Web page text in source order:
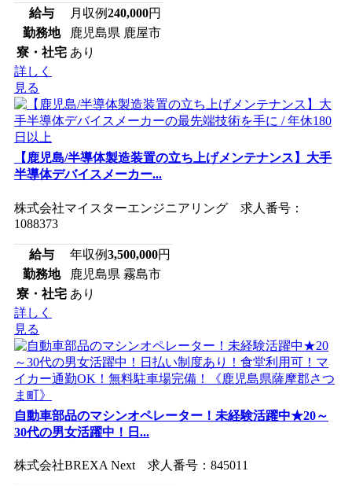
給与 月収例240,000円
勤務地
鹿児島県 鹿屋市
寮・社宅 あり
詳しく
見る
【鹿児島/半導体製造装置の立ち上げメンテナンス】大手
半導体デバイスメーカー...
株式会社マイスターエンジニアリング 求人番号：
1088373
給与 年収例3,500,000円
勤務地
鹿児島県 霧島市
寮・社宅 あり
詳しく
見る
自動車部品のマシンオペレーター！未経験活躍中★20～
30代の男女活躍中！日...
株式会社BREXA Next 求人番号：845011